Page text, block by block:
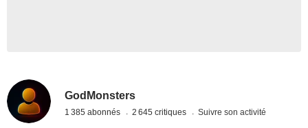
GodMonsters
1 385 abonnés 2 645 critiques Suivre son activité